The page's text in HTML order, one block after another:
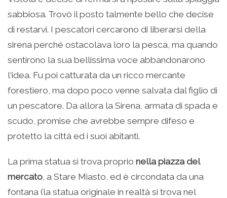
sabbiosa. Trovò il posto talmente bello che decise
di restarvi. I pescatori cercarono di liberarsi della
sirena perché ostacolava loro la pesca, ma quando
sentirono la sua bellissima voce abbandonarono
l‘idea. Fu poi catturata da un ricco mercante
forestiero, ma dopo poco venne salvata dal figlio di
un pescatore. Da allora la Sirena, armata di spada e
scudo, promise che avrebbe sempre difeso e
protetto la città ed i suoi abitanti.
La prima statua si trova proprio nella piazza del
mercato, a Stare Miasto, ed è circondata da una
fontana (la statua originale in realtà si trova nel